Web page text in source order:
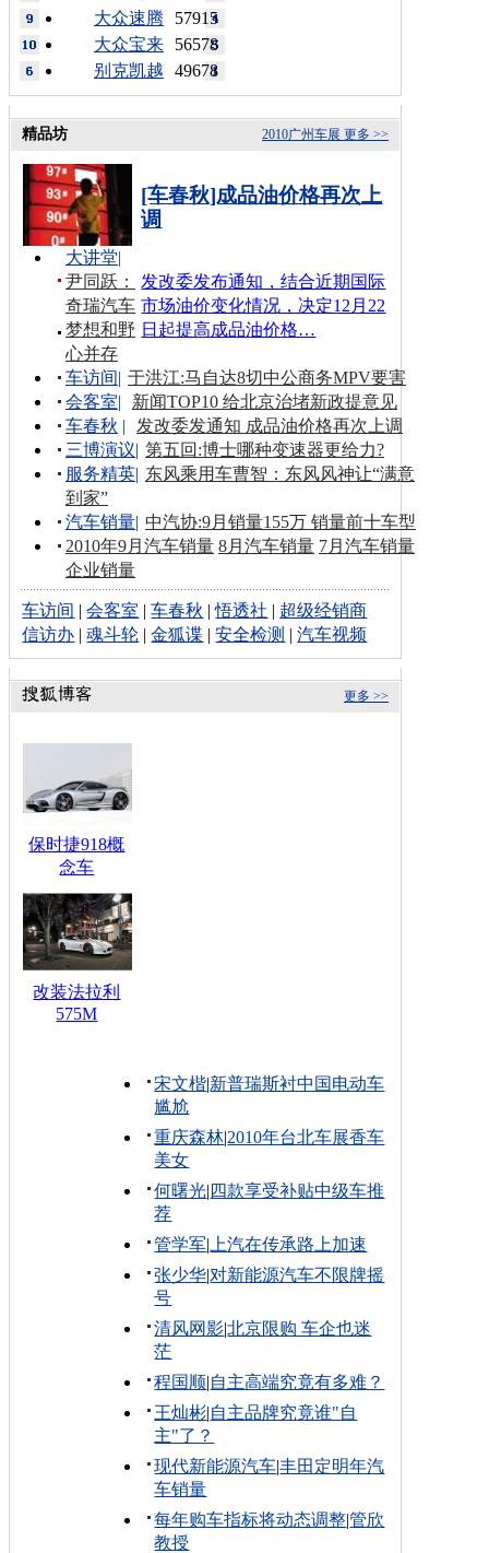
57915
大众速腾
56578
大众宝来
49678
别克凯越
更多 >>
2010广州车展
精品坊
[车春秋]成品油价格再次上
调
发改委发布通知，结合近期国际
市场油价变化情况，决定12月22
日起提高成品油价格…
大讲堂|
尹同跃：
奇瑞汽车
梦想和野
心并存
车访间| 于洪江:马自达8切中公商务MPV要害
会客室|
新闻TOP10 给北京治堵新政提意见
车春秋 |
发改委发通知 成品油价格再次上调
三博演议| 第五回:博士哪种变速器更给力?
服务精英| 东风乘用车曹智：东风风神让“满意
到家”
汽车销量| 中汽协:9月销量155万 销量前十车型
2010年9月汽车销量 8月汽车销量 7月汽车销量
企业销量
车访间 |会客室 |车春秋 |悟透社 | 超级经销商
信访办 |魂斗轮 |金狐谍 |安全检测 |汽车视频
更多 >>
保时捷918概
念车
改装法拉利
575M
宋文楷|新普瑞斯衬中国电动车
尴尬
重庆森林|2010年台北车展香车
美女
何曙光| 四款享受补贴中级车推
荐
管学军| 上汽在传承路上加速
张少华|对新能源汽车不限牌摇
号
清风网影|北京限购 车企也迷
茫
程国顺|自主高端究竟有多难？
王灿彬|自主品牌究竟谁"自
主"了？
现代新能源汽车|丰田定明年汽
车销量
每年购车指标将动态调整|管欣
教授